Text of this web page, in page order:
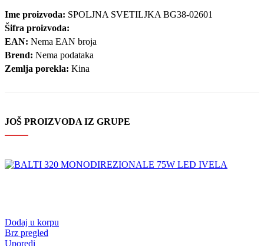
Ime proizvoda: SPOLJNA SVETILJKA BG38-02601
Šifra proizvoda:
EAN: Nema EAN broja
Brend: Nema podataka
Zemlja porekla: Kina
JOŠ PROIZVODA IZ GRUPE
Dodaj u korpu
Brz pregled
Uporedi